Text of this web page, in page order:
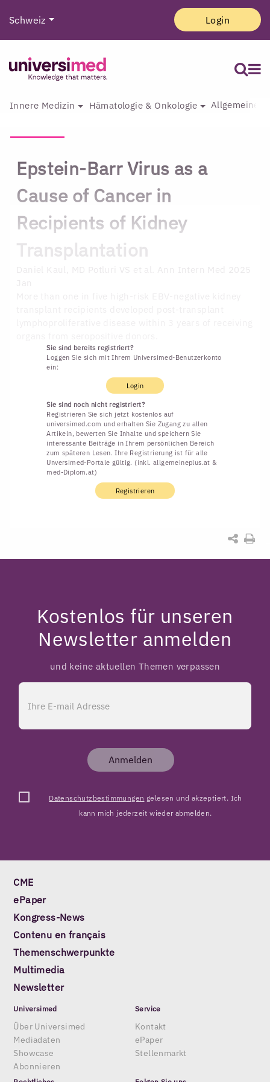
Schweiz Login
Innere Medizin Hämatologie & Onkologie Allgemeine
Epstein-Barr Virus as a
Cause of Cancer in
Recipients of Kidney
Transplantation
Sie sind bereits registriert?
Loggen Sie sich mit Ihrem Universimed-Benutzerkonto
ein:
Login
Sie sind noch nicht registriert?
Registrieren Sie sich jetzt kostenlos auf
universimed.com und erhalten Sie Zugang zu allen
Artikeln, bewerten Sie Inhalte und speichern Sie
interessante Beiträge in Ihrem persönlichen Bereich
zum späteren Lesen. Ihre Registrierung ist für alle
Unversimed-Portale gültig. (inkl. allgemeineplus.at &
med-Diplom.at)
Registrieren
Kostenlos für unseren
Newsletter anmelden
und keine aktuellen Themen verpassen
Anmelden
Datenschutzbestimmungen gelesen und akzeptiert. Ich
kann mich jederzeit wieder abmelden.
CME
ePaper
Kongress-News
Contenu en français
Themenschwerpunkte
Multimedia
Newsletter
Universimed
Über Universimed
Mediadaten
Showcase
Abonnieren
Service
Kontakt
ePaper
Stellenmarkt